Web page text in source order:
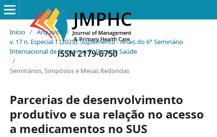
Início / Arquivos /
v. 17 n. Especial 1 (2025): Suplemento - Anais do 6° Seminário
Internacional de Economia Política da Saúde
/
Seminários, Simpósios e Mesas Redondas
Parcerias de desenvolvimento
produtivo e sua relação no acesso
a medicamentos no SUS